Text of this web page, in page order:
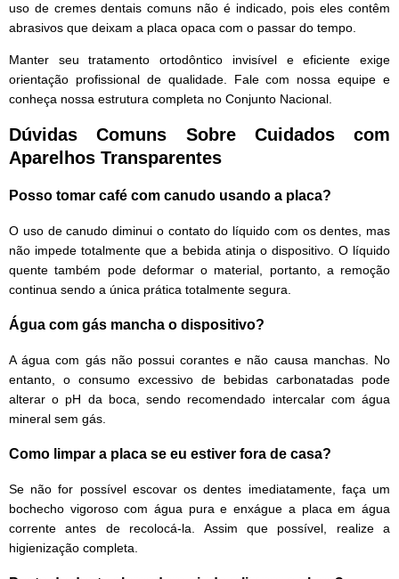
uso de cremes dentais comuns não é indicado, pois eles contêm
abrasivos que deixam a placa opaca com o passar do tempo.
Manter seu tratamento ortodôntico invisível e eficiente exige
orientação profissional de qualidade. Fale com nossa equipe e
conheça nossa estrutura completa no Conjunto Nacional.
Dúvidas Comuns Sobre Cuidados com
Aparelhos Transparentes
Posso tomar café com canudo usando a placa?
O uso de canudo diminui o contato do líquido com os dentes, mas
não impede totalmente que a bebida atinja o dispositivo. O líquido
quente também pode deformar o material, portanto, a remoção
continua sendo a única prática totalmente segura.
Água com gás mancha o dispositivo?
A água com gás não possui corantes e não causa manchas. No
entanto, o consumo excessivo de bebidas carbonatadas pode
alterar o pH da boca, sendo recomendado intercalar com água
mineral sem gás.
Como limpar a placa se eu estiver fora de casa?
Se não for possível escovar os dentes imediatamente, faça um
bochecho vigoroso com água pura e enxágue a placa em água
corrente antes de recolocá-la. Assim que possível, realize a
higienização completa.